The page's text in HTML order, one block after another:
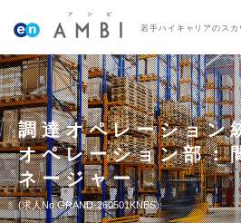
若手ハイキャリアのスカ
調達オペレーショ
オペレーション部：
ネージャー
求人No.GRAND-260501KNBS